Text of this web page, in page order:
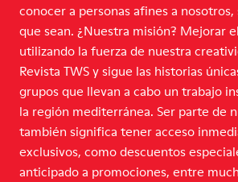
conocer a personas afines a
que sean. ¿Nuestra misión? Mejorar
utilizando la fuerza de nuestra
Revista TWS y sigue las historias
grupos que llevan a cabo un trabajo
la región mediterránea. Ser parte de
también significa tener acceso
exclusivos, como descuentos
anticipado a promociones, entre